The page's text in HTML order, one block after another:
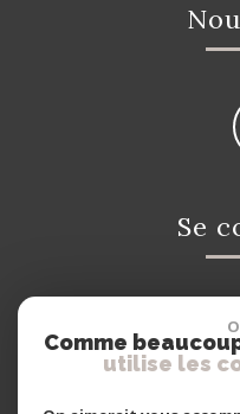
se
Comme
utilise les